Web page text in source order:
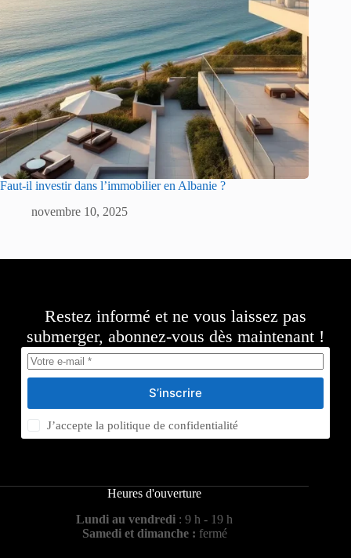
Faut-il investir dans l’immobilier en Albanie ?
novembre 10, 2025
Restez informé et ne vous laissez pas
submerger, abonnez-vous dès maintenant !
S’inscrire
J’accepte lapolitique de confidentialité
Heures d'ouverture
Lundi au vendredi : 9 h - 19 h
Samedi et dimanche : fermé